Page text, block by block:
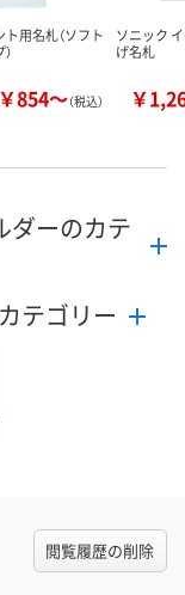
ト用名札（ソフト
￥854～（税込）
ソニック
げ名札
￥
ダーのカテ
テゴリー
閲覧履歴の削除